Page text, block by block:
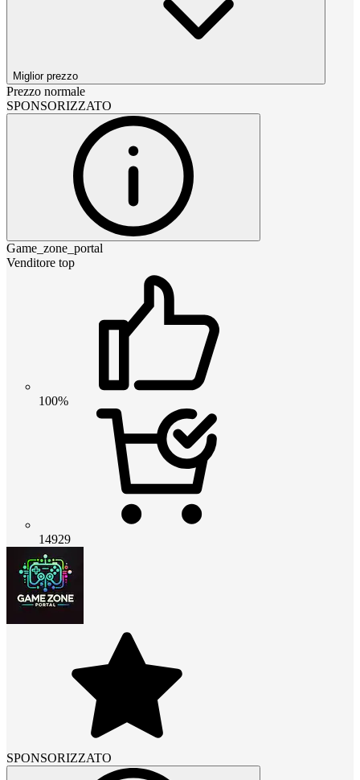
Miglior prezzo
Prezzo normale
SPONSORIZZATO
Game_zone_portal
Venditore top
100%
14929
SPONSORIZZATO